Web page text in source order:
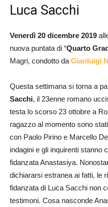
Luca Sacchi
Venerdì 20 dicembre 2019
nuova puntata di “Quarto
Magri, condotto da Gianluigi
Questa settimana si torna a
Sacchi, il 23enne romano
testa lo scorso 23 ottobre a
ragazzo al momento sono
con Paolo Pirino e Marcello
indagini e gli inquirenti stanno
fidanzata Anastasiya.
dichiararsi estranea ai fatti, le
fidanzata di Luca Sacchi non
testimoni. Cosa nasconde